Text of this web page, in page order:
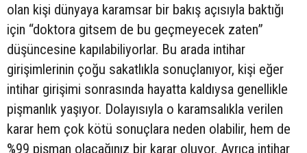
olan kişi dünyaya karamsar bir bakış açısıyla baktığı
için “doktora gitsem de bu geçmeyecek zaten”
düşüncesine kapılabiliyorlar. Bu arada intihar
girişimlerinin çoğu sakatlıkla sonuçlanıyor, kişi eğer
intihar girişimi sonrasında hayatta kaldıysa genellikle
pişmanlık yaşıyor. Dolayısıyla o karamsalıkla verilen
karar hem çok kötü sonuçlara neden olabilir, hem de
%99 pişman olacağınız bir karar oluyor. Ayrıca intihar